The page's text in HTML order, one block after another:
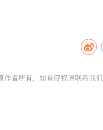
作者所有，如有侵权请联系我们